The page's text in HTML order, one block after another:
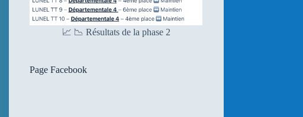
📈 📉 Résultats de la phase 2
Page Facebook